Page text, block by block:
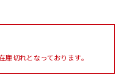
切れとなっております。